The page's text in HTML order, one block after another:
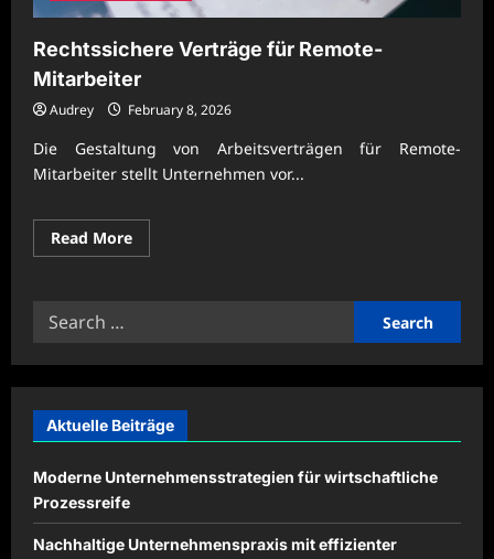
Rechtssichere Verträge für Remote-
Mitarbeiter
Audrey February 8, 2026
Die Gestaltung von Arbeitsverträgen für Remote-
Mitarbeiter stellt Unternehmen vor...
Read MoreRead
more
Search
Aktuelle Beiträge
Moderne Unternehmensstrategien für wirtschaftliche
Prozessreife
Nachhaltige Unternehmenspraxis mit effizienter